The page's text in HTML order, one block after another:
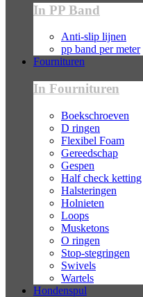
In PP Band
Anti-slip lijnen
pp band per meter
Fournituren
In Fournituren
Boekschroeven
D ringen
Flexibel Foam
Gereedschap
Gespen
Half check ketting
Halsteringen
Holnieten
Loops
Musketons
O ringen
Stop-stegringen
Swivels
Wartels
Hondenspul